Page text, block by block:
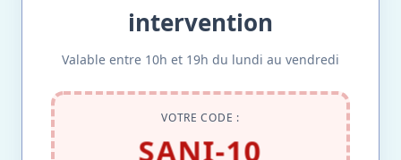
intervention
Valable entre 10h et 19h du lundi au vendredi
VOTRE CODE :
SANI-10